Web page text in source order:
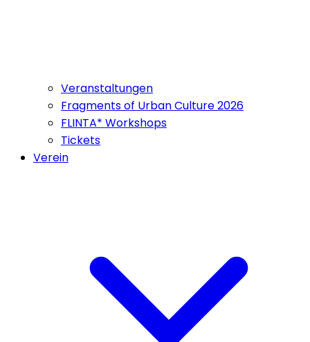
Veranstaltungen
Fragments of Urban Culture 2026
FLINTA* Workshops
Tickets
Verein